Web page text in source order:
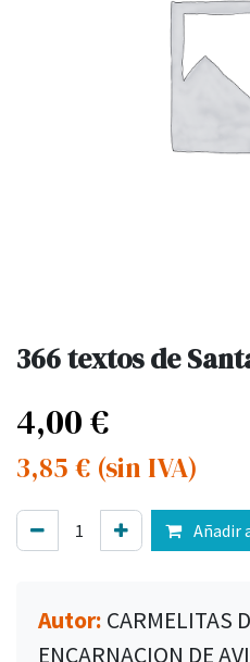
366 textos de
4,00€
3,85 € (sin IVA)
Añadir
Autor: CARMELITAS
ENCARNACION DE